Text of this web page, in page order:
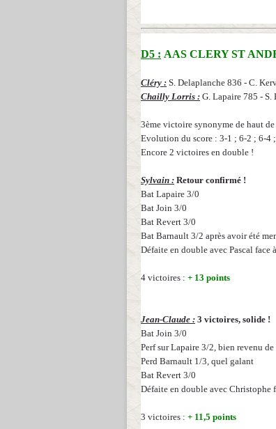
D5 : AAS CLERY ST
Cléry : S. Delaplanche 836 - C.
Chailly Lorris : G. Lapaire 785 - S.
3ème victoire synonyme de haut
Evolution du score : 3-1 ; 6-2 ; 6-4
Encore 2 victoires en double !
Sylvain : Retour confirmé !
Bat Lapaire 3/0
Bat Join 3/0
Bat Revert 3/0
Bat Barnault 3/2 après avoir été
Défaite en double avec Pascal face
4 victoires : + 13 points
Jean-Claude : 3 victoires, solide !
Bat Join 3/0
Perf sur Lapaire 3/2, bien revenu de
Perd Barnault 1/3, quel galant
Bat Revert 3/0
Défaite en double avec Christophe
3 victoires : + 11,5 points